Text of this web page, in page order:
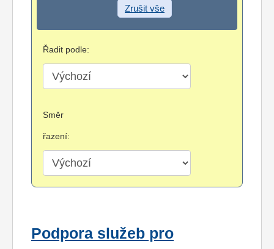
Zrušit vše
Řadit podle:
Směr
řazení:
Podpora služeb pro